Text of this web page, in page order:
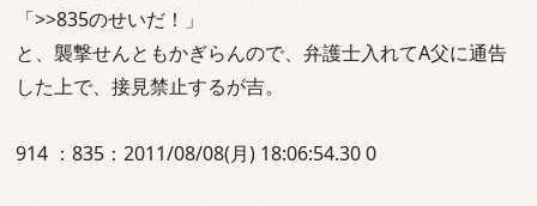
「>>835のせいだ！」
と、襲撃せんともかぎらんので、弁護士入れてA父に通告
した上で、接見禁止するが吉。
914 ：835：2011/08/08(月) 18:06:54.30 0